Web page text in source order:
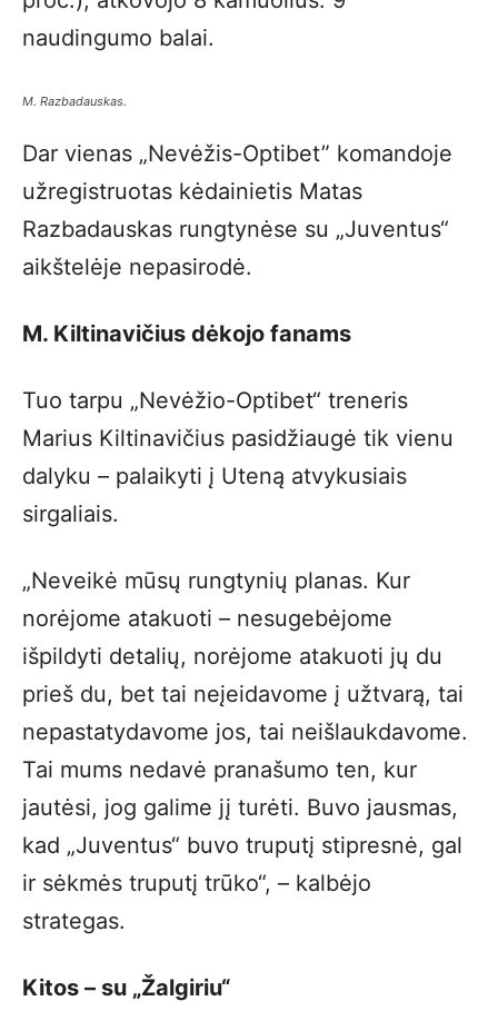
naudingumo balai.
M. Razbadauskas.
Dar vienas „Nevėžis-Optibet” komandoje
užregistruotas kėdainietis Matas
Razbadauskas rungtynėse su „Juventus“
aikštelėje nepasirodė.
M. Kiltinavičius dėkojo fanams
Tuo tarpu „Nevėžio-Optibet“ treneris
Marius Kiltinavičius pasidžiaugė tik vienu
dalyku – palaikyti į Uteną atvykusiais
sirgaliais.
„Neveikė mūsų rungtynių planas. Kur
norėjome atakuoti – nesugebėjome
išpildyti detalių, norėjome atakuoti jų du
prieš du, bet tai neįeidavome į užtvarą, tai
nepastatydavome jos, tai neišlaukdavome.
Tai mums nedavė pranašumo ten, kur
jautėsi, jog galime jį turėti. Buvo jausmas,
kad „Juventus“ buvo truputį stipresnė, gal
ir sėkmės truputį trūko“, – kalbėjo
strategas.
Kitos – su „Žalgiriu“